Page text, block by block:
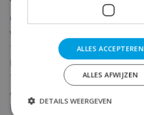
Categorieën
Versiering
Totaal thema feest
Decoratie
Thema's
Accessoires
Baby versiering luxe
ALLES ACCEPTEREN
ALLES AFWIJZEN
DETAILS WEERGEVEN